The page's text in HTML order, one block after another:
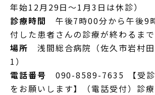
年始12月29日～1月3日は休診）
診療時間
午後7時00分から午後9
付した患者さんの診療が終わるまで
場所 浅間総合病院（佐久市岩村
1）
電話番号 090-8589-7635 【受診
をお願いします】（電話受付）診